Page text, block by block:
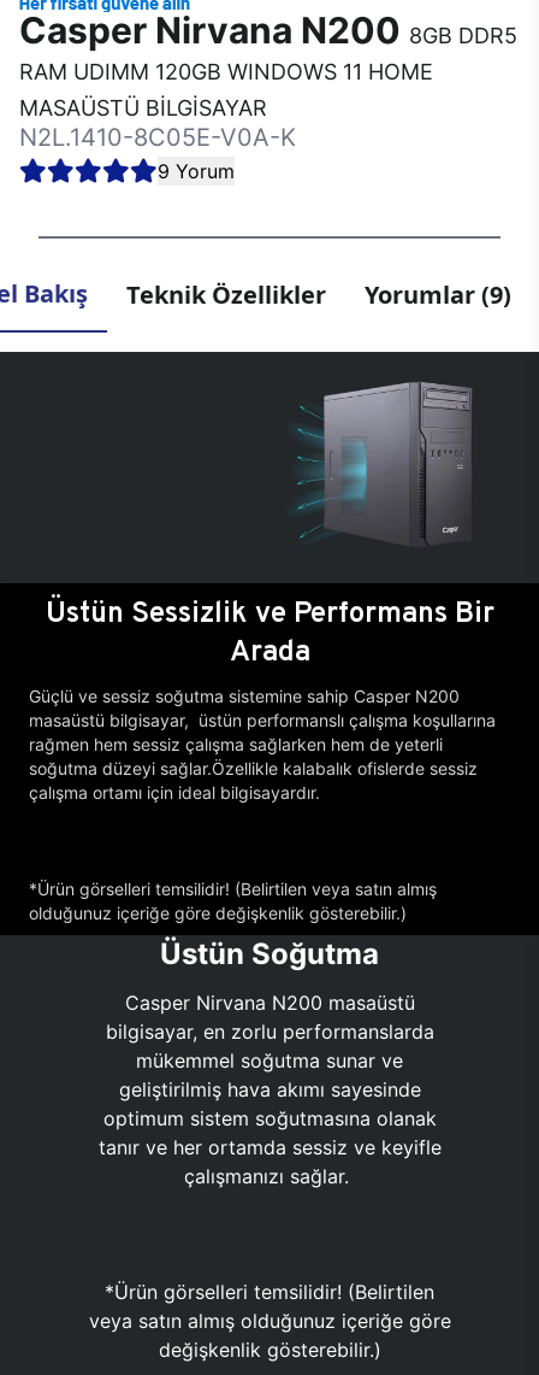
Casper Nirvana N200 8GB DDR5
RAM UDIMM 120GB WINDOWS 11 HOME
MASAÜSTÜ BİLGİSAYAR
N2L.1410-8C05E-V0A-K
9 Yorum
Bakış Teknik Özellikler Yorumlar (9)
Üstün Sessizlik ve Performans Bir
Arada
Güçlü ve sessiz soğutma sistemine sahip Casper N200
masaüstü bilgisayar, üstün performanslı çalışma koşullarına
rağmen hem sessiz çalışma sağlarken hem de yeterli
soğutma düzeyi sağlar.Özellikle kalabalık ofislerde sessiz
çalışma ortamı için ideal bilgisayardır.
*Ürün görselleri temsilidir! (Belirtilen veya satın almış
olduğunuz içeriğe göre değişkenlik gösterebilir.)
Üstün Soğutma
Casper Nirvana N200 masaüstü
bilgisayar, en zorlu performanslarda
mükemmel soğutma sunar ve
geliştirilmiş hava akımı sayesinde
optimum sistem soğutmasına olanak
tanır ve her ortamda sessiz ve keyifle
çalışmanızı sağlar.
*Ürün görselleri temsilidir! (Belirtilen
veya satın almış olduğunuz içeriğe göre
değişkenlik gösterebilir.)